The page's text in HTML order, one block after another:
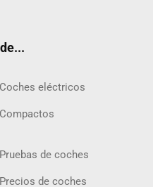
Coches eléctricos
Compactos
Pruebas de coches
Precios de coches